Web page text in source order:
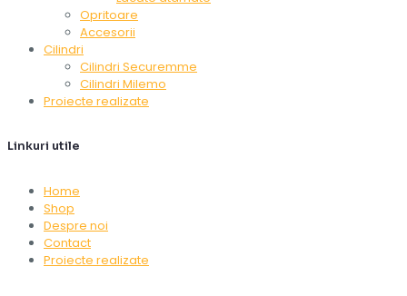
Opritoare
Accesorii
Cilindri
Cilindri Securemme
Cilindri Milemo
Proiecte realizate
Linkuri utile
Home
Shop
Despre noi
Contact
Proiecte realizate